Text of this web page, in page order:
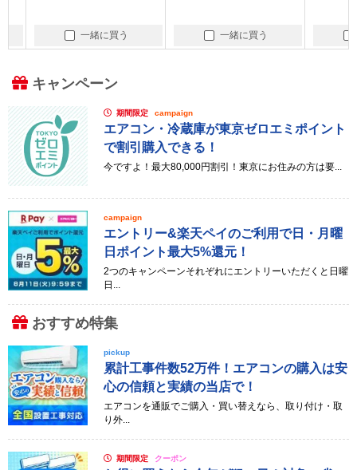
一緒に買う 一緒に買う 一
キャンペーン
期間限定 campaign
エアコン・冷蔵庫が東京ゼロエミポイント
で割引購入できる！
今ですよ！最大80,000円割引！東京にお住みの方は要...
campaign
エントリー&楽天ペイのご利用で日・月曜
日ポイント最大5%還元！
2つのキャンペーンそれぞれにエントリーいただくと日曜
日...
おすすめ特集
pickup
累計工事件数52万件！エアコンの購入は安
心の信頼と実績の当店で！
エアコンを通販でご購入・買い替えなら、取り付け・取
り外...
期間限定 クーポン